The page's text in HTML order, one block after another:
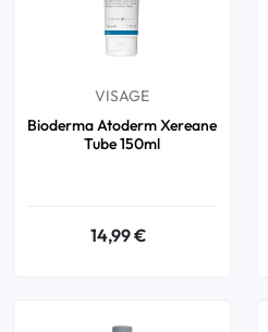
VISAGE
Bioderma Atoderm Xereane
Tube 150ml
14,99 €